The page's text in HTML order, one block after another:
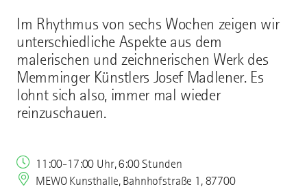
Im Rhythmus von sechs Wochen zeigen wir
unterschiedliche Aspekte aus dem
malerischen und zeichnerischen Werk des
Memminger Künstlers Josef Madlener. Es
lohnt sich also, immer mal wieder
reinzuschauen.
11:00-17:00 Uhr, 6:00 Stunden
MEWO Kunsthalle, Bahnhofstraße 1, 87700